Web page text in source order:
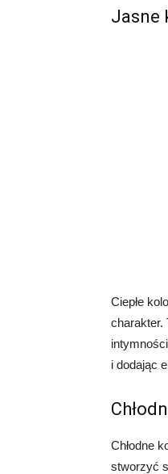
Jasne
Ciepłe
charakter.
i dodając
Chłodne
stworzyć